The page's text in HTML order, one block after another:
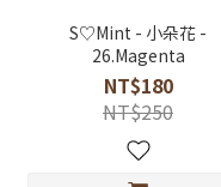
S♡Mint - 小朵花 -
26.Magenta
NT$180
NT$250